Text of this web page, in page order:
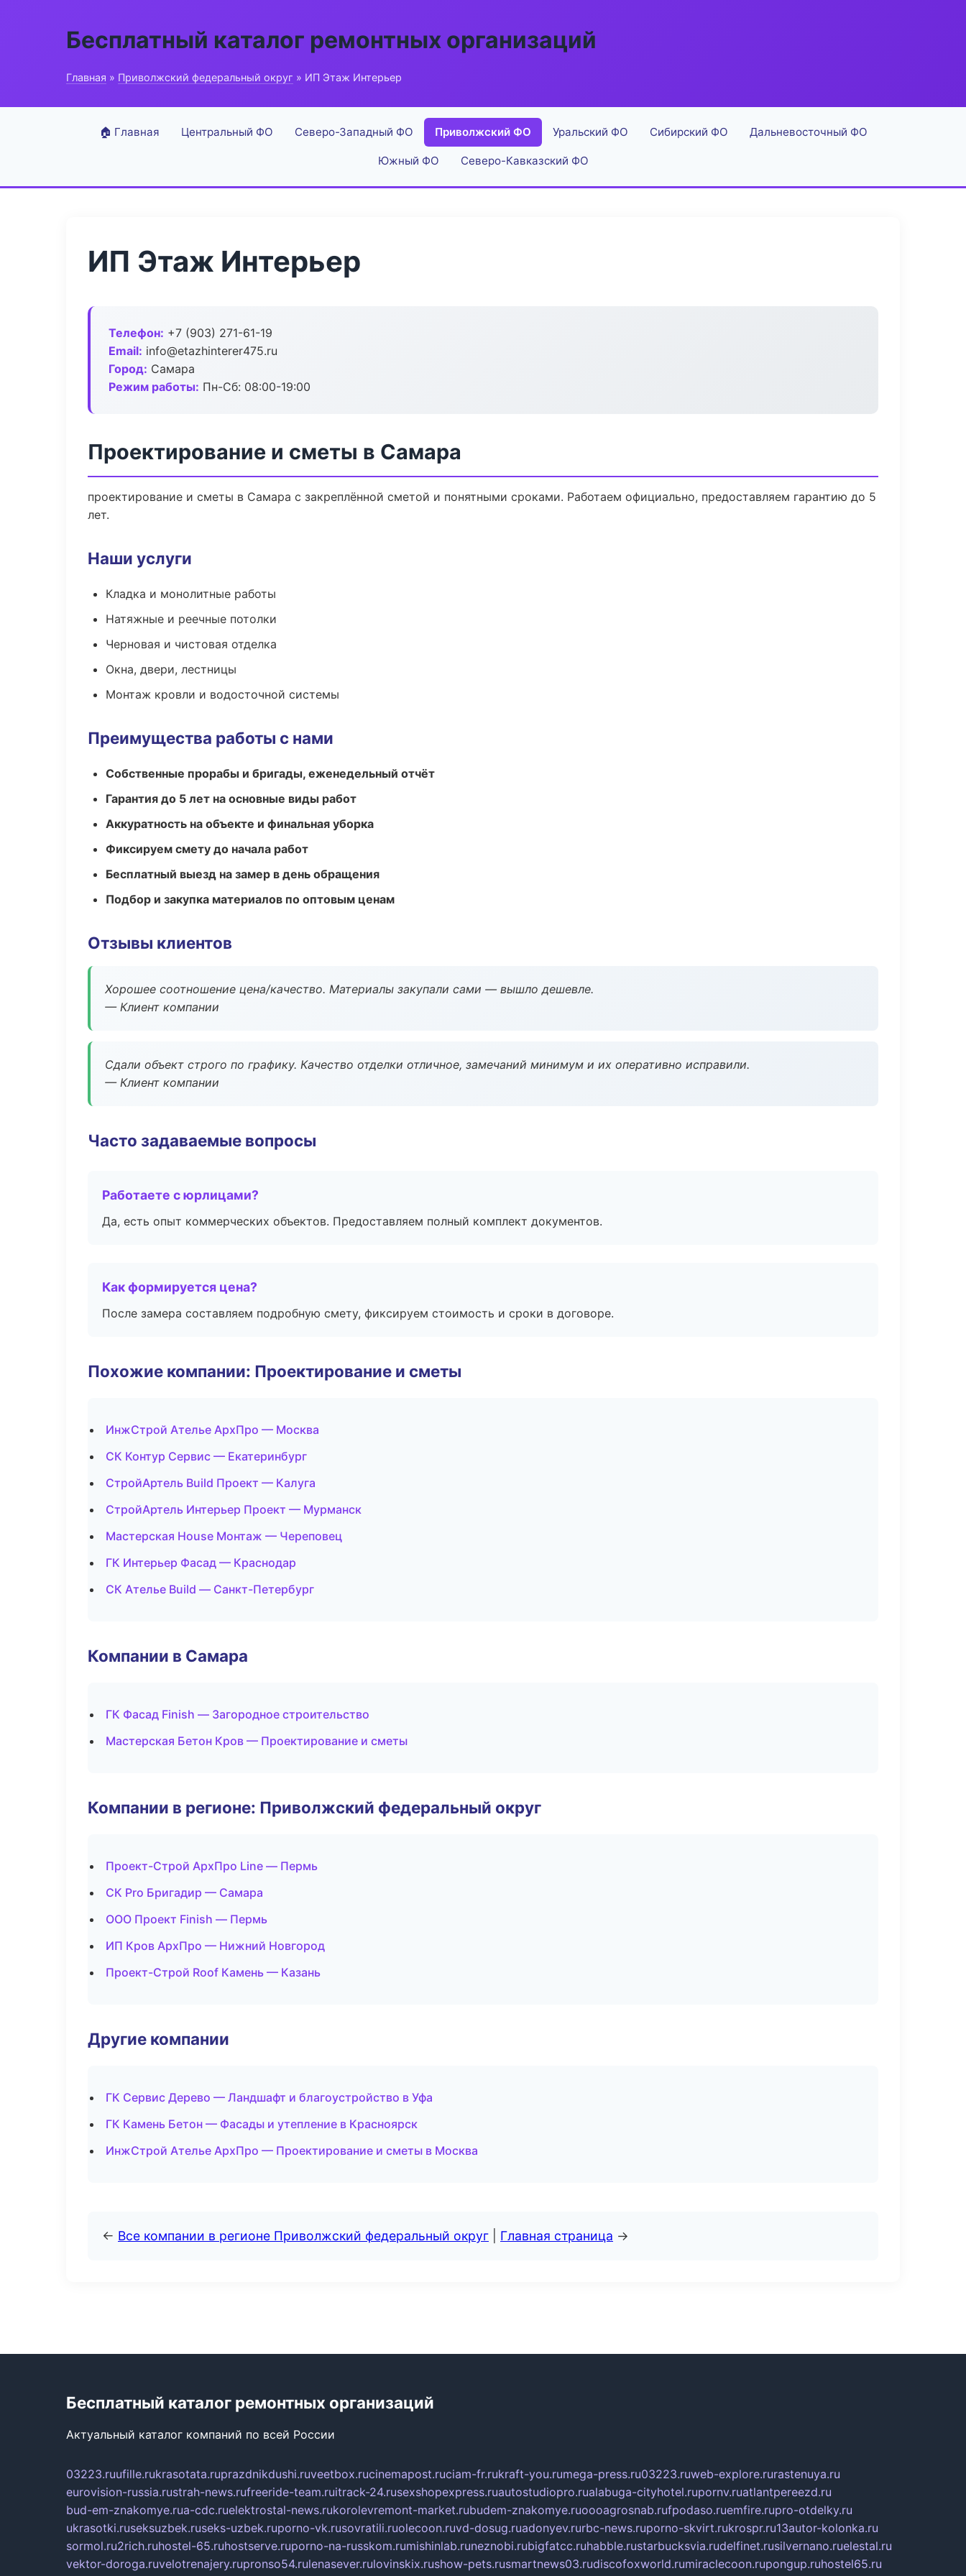
Бесплатный каталог ремонтных организаций
Главная » Приволжский федеральный округ » ИП Этаж Интерьер
🏠 Главная Центральный ФО Северо-Западный ФО Приволжский ФО Уральский ФО Сибирский ФО Дальневосточный ФО
Южный ФО Северо-Кавказский ФО
ИП Этаж Интерьер
Телефон: +7 (903) 271-61-19
Email: info@etazhinterer475.ru
Город: Самара
Режим работы: Пн-Сб: 08:00-19:00
Проектирование и сметы в Самара
проектирование и сметы в Самара с закреплённой сметой и понятными сроками. Работаем официально, предоставляем гарантию до 5
лет.
Наши услуги
Кладка и монолитные работы
Натяжные и реечные потолки
Черновая и чистовая отделка
Окна, двери, лестницы
Монтаж кровли и водосточной системы
Преимущества работы с нами
Собственные прорабы и бригады, еженедельный отчёт
Гарантия до 5 лет на основные виды работ
Аккуратность на объекте и финальная уборка
Фиксируем смету до начала работ
Бесплатный выезд на замер в день обращения
Подбор и закупка материалов по оптовым ценам
Отзывы клиентов
Хорошее соотношение цена/качество. Материалы закупали сами — вышло дешевле.
— Клиент компании
Сдали объект строго по графику. Качество отделки отличное, замечаний минимум и их оперативно исправили.
— Клиент компании
Часто задаваемые вопросы
Работаете с юрлицами?
Да, есть опыт коммерческих объектов. Предоставляем полный комплект документов.
Как формируется цена?
После замера составляем подробную смету, фиксируем стоимость и сроки в договоре.
Похожие компании: Проектирование и сметы
ИнжСтрой Ателье АрхПро — Москва
СК Контур Сервис — Екатеринбург
СтройАртель Build Проект — Калуга
СтройАртель Интерьер Проект — Мурманск
Мастерская House Монтаж — Череповец
ГК Интерьер Фасад — Краснодар
СК Ателье Build — Санкт-Петербург
Компании в Самара
ГК Фасад Finish — Загородное строительство
Мастерская Бетон Кров — Проектирование и сметы
Компании в регионе: Приволжский федеральный округ
Проект-Строй АрхПро Line — Пермь
СК Pro Бригадир — Самара
ООО Проект Finish — Пермь
ИП Кров АрхПро — Нижний Новгород
Проект-Строй Roof Камень — Казань
Другие компании
ГК Сервис Дерево — Ландшафт и благоустройство в Уфа
ГК Камень Бетон — Фасады и утепление в Красноярск
ИнжСтрой Ателье АрхПро — Проектирование и сметы в Москва
← Все компании в регионе Приволжский федеральный округ Главная страница →
Бесплатный каталог ремонтных организаций
Актуальный каталог компаний по всей России
03223.ruufille.rukrasotata.ruprazdnikdushi.ruveetbox.rucinemapost.ruciam-fr.rukraft-you.rumega-press.ru03223.ruweb-explore.rurastenuya.ru
eurovision-russia.rustrah-news.rufreeride-team.ruitrack-24.rusexshopexpress.ruautostudiopro.rualabuga-cityhotel.rupornv.ruatlantpereezd.ru
bud-em-znakomye.rua-cdc.ruelektrostal-news.rukorolevremont-market.rubudem-znakomye.ruoooagrosnab.rufpodaso.ruemfire.rupro-otdelky.ru
ukrasotki.ruseksuzbek.ruseks-uzbek.ruporno-vk.rusovratili.ruolecoon.ruvd-dosug.ruadonyev.rurbc-news.ruporno-skvirt.rukrospr.ru13autor-kolonka.ru
sormol.ru2rich.ruhostel-65.ruhostserve.ruporno-na-russkom.rumishinlab.runeznobi.rubigfatcc.ruhabble.rustarbucksvia.rudelfinet.rusilvernano.ruelestal.ru
vektor-doroga.ruvelotrenajery.rupronso54.rulenasever.rulovinskix.rushow-pets.rusmartnews03.rudiscofoxworld.rumiraclecoon.rupongup.ruhostel65.ru